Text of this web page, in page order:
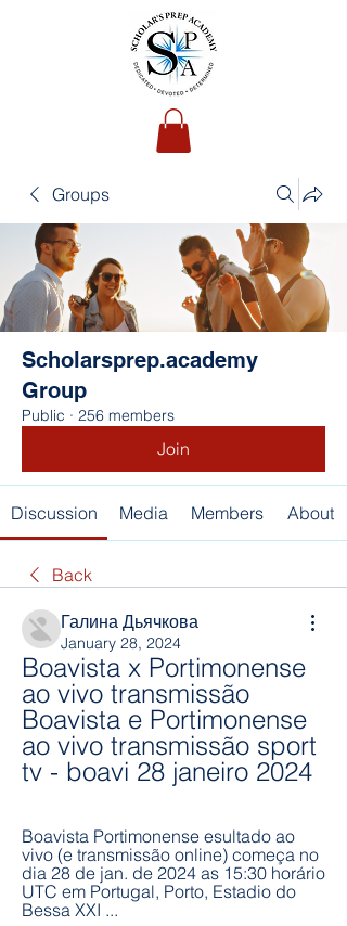
Groups
Scholarsprep.academy
Group
Public · 256 members
Join
Discussion Media Members About
Back
Галина Дьячкова
January 28, 2024
Boavista x Portimonense
ao vivo transmissão
Boavista e Portimonense
ao vivo transmissão sport
tv - boavi 28 janeiro 2024
Boavista Portimonense esultado ao
vivo (e transmissão online) começa no
dia 28 de jan. de 2024 as 15:30 horário
UTC em Portugal, Porto, Estadio do
Bessa XXI ...